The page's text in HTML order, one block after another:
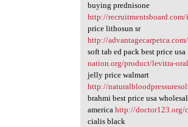
buying prednisone
http://
price lithosun sr
http://
soft tab ed pack best price usa
nation.org/product/levitra-
jelly price walmart
http://
brahmi best price usa
america http://doctor123.org/
cialis black